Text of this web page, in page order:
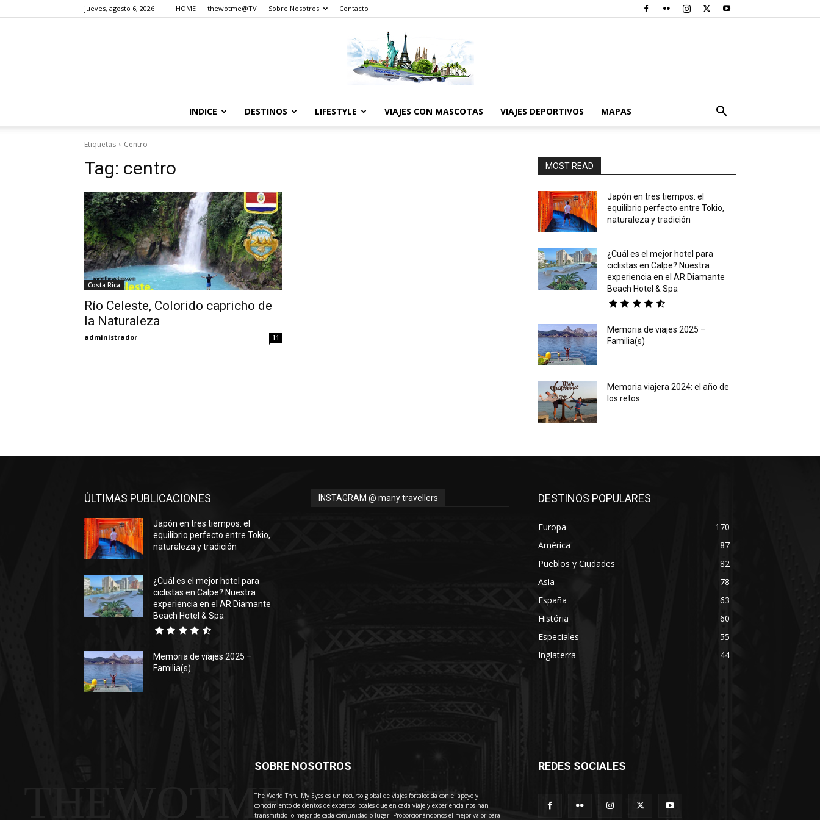
jueves, agosto 6, 2026 HOME thewotme@TV Sobre Nosotros Contacto
INDICE DESTINOS LIFESTYLE VIAJES CON MASCOTAS VIAJES DEPORTIVOS MAPAS
Etiquetas Centro
Tag: centro
Costa Rica
Río Celeste, Colorido capricho de
la Naturaleza
administrador 11
MOST READ
Japón en tres tiempos: el
equilibrio perfecto entre Tokio,
naturaleza y tradición
¿Cuál es el mejor hotel para
ciclistas en Calpe? Nuestra
experiencia en el AR Diamante
Beach Hotel & Spa
Memoria de viajes 2025 –
Familia(s)
Memoria viajera 2024: el año de
los retos
ÚLTIMAS PUBLICACIONES
Japón en tres tiempos: el
equilibrio perfecto entre Tokio,
naturaleza y tradición
¿Cuál es el mejor hotel para
ciclistas en Calpe? Nuestra
experiencia en el AR Diamante
Beach Hotel & Spa
Memoria de viajes 2025 –
Familia(s)
INSTAGRAM @ many travellers DESTINOS POPULARES
Europa
170
América
87
Pueblos y Ciudades
82
Asia
78
España
63
História
60
Especiales
55
Inglaterra
44
THEWOTME
SOBRE NOSOTROS
The World Thru My Eyes es un recurso global de viajes fortalecida con el apoyo y
conocimiento de cientos de expertos locales que en cada viaje y experiencia nos han
transmitido lo mejor de cada comunidad o lugar. Proporcionándonos el mejor valor para
REDES SOCIALES